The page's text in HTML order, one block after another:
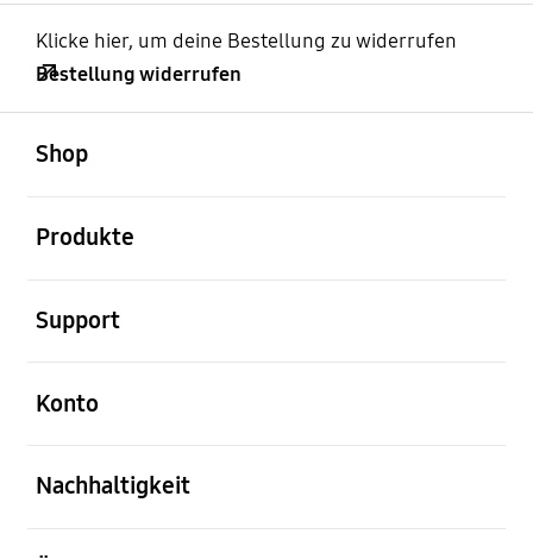
Klicke hier, um deine Bestellung zu widerrufen
Bestellung widerrufen
Shop
Produkte
Support
Konto
Nachhaltigkeit